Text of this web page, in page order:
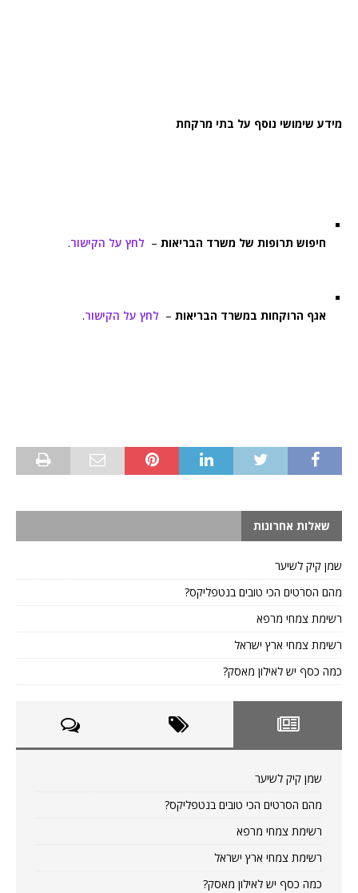
מידע שימושי נוסף על בתי מרקחת
חיפוש תרופות של משרד הבריאות – לחץ על הקישור.
אגף הרוקחות במשרד הבריאות – לחץ על הקישור.
שאלות אחרונות
שמן קיק לשיער
מהם הסרטים הכי טובים בנטפליקס?
רשימת צמחי מרפא
רשימת צמחי ארץ ישראל
כמה כסף יש לאילון מאסק?
שמן קיק לשיער
מהם הסרטים הכי טובים בנטפליקס?
רשימת צמחי מרפא
רשימת צמחי ארץ ישראל
כמה כסף יש לאילון מאסק?